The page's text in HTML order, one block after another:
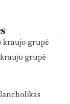
kraujo grupė
grupė